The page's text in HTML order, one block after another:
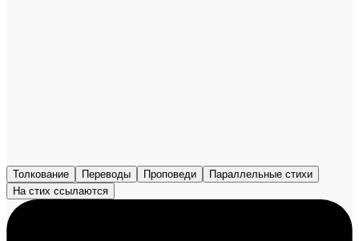
Толкование Переводы Проповеди
Параллельные стихи
На стих ссылаются